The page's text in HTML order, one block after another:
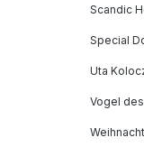
Scandic
Special
Uta
Vogel